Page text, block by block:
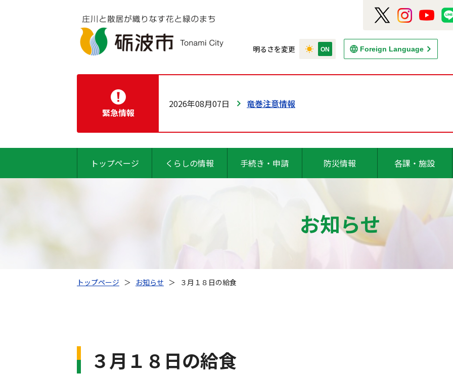
明るさを変更 Foreign Language
緊急情報
2026年08月07日 竜巻注意情報
トップページ くらしの情報 手続き・申請 防災情報 各課・施設
お知らせ
トップページ ＞ お知らせ ＞ ３月１８日の給食
３月１８日の給食